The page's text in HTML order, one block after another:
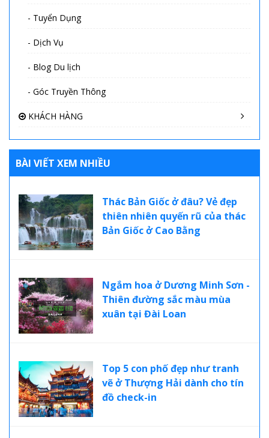
- Tuyển Dụng
- Dịch Vụ
- Blog Du lịch
- Góc Truyền Thông
KHÁCH HÀNG
BÀI VIẾT XEM NHIỀU
Thác Bản Giốc ở đâu? Vẻ đẹp
thiên nhiên quyến rũ của thác
Bản Giốc ở Cao Bằng
Ngắm hoa ở Dương Minh Sơn -
Thiên đường sắc màu mùa
xuân tại Đài Loan
Top 5 con phố đẹp như tranh
vẽ ở Thượng Hải dành cho tín
đồ check-in